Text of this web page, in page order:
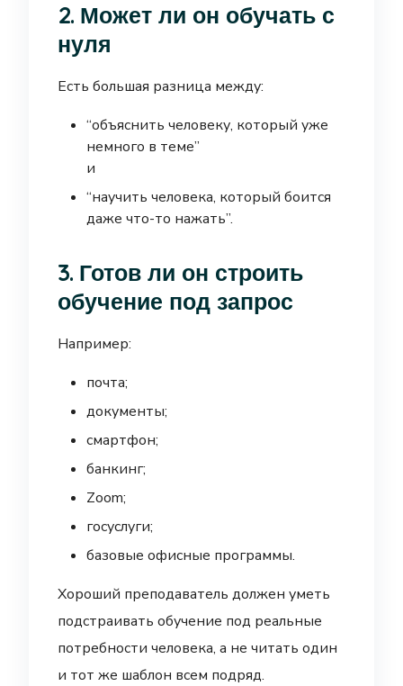
2. Может ли он обучать с
нуля
Есть большая разница между:
“объяснить человеку, который уже
немного в теме”
и
“научить человека, который боится
даже что-то нажать”.
3. Готов ли он строить
обучение под запрос
Например:
почта;
документы;
смартфон;
банкинг;
Zoom;
госуслуги;
базовые офисные программы.
Хороший преподаватель должен уметь
подстраивать обучение под реальные
потребности человека, а не читать один
и тот же шаблон всем подряд.